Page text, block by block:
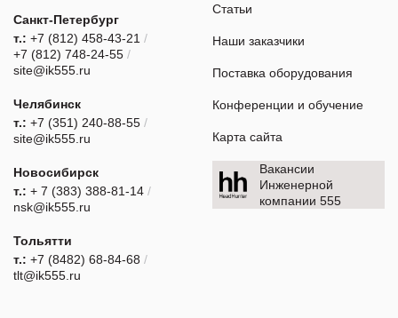
Санкт-Петербург
т.: +7 (812) 458-43-21 /
+7 (812) 748-24-55 /
site@ik555.ru
Челябинск
т.: +7 (351) 240-88-55 /
site@ik555.ru
Новосибирск
т.: + 7 (383) 388-81-14 /
nsk@ik555.ru
Тольятти
т.: +7 (8482) 68-84-68 /
tlt@ik555.ru
Статьи
Наши заказчики
Поставка оборудования
Конференции и обучение
Карта сайта
Вакансии
Инженерной
компании 555